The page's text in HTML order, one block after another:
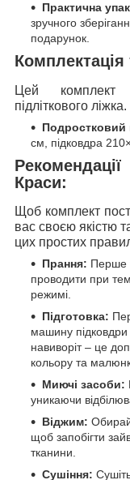
Практична
зручного
подарунок.
Комплектація
Цей комплект
підліткового
Подростковий
см, підковдра
Краси:
Щоб комплект
вас своєю якістю
цих простих
Прання: Перше
проводити при
режимі.
Підготовка:
машину
навиворіт – це
кольору та
Миючі засоби:
уникаючи
Віджим:
щоб запобігти
тканини.
Сушіння: